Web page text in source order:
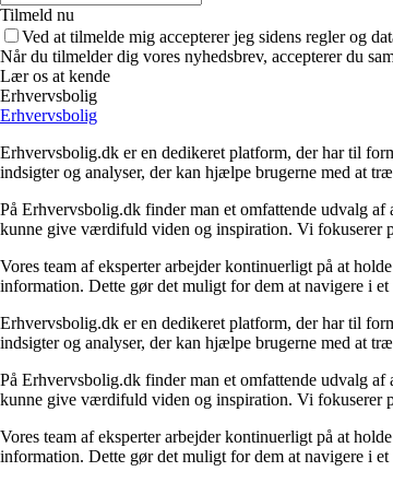
Tilmeld nu
Ved at tilmelde mig accepterer jeg sidens regler og
Når du tilmelder dig vores nyhedsbrev, accepterer du
Lær os at kende
Erhvervsbolig
Erhvervsbolig
Erhvervsbolig.dk er en dedikeret platform, der har til
indsigter og analyser, der kan hjælpe brugerne med at
På Erhvervsbolig.dk finder man et omfattende udvalg
kunne give værdifuld viden og inspiration. Vi fokuserer
Vores team af eksperter arbejder kontinuerligt på at
information. Dette gør det muligt for dem at navigere i
Erhvervsbolig.dk er en dedikeret platform, der har til
indsigter og analyser, der kan hjælpe brugerne med at
På Erhvervsbolig.dk finder man et omfattende udvalg
kunne give værdifuld viden og inspiration. Vi fokuserer
Vores team af eksperter arbejder kontinuerligt på at
information. Dette gør det muligt for dem at navigere i